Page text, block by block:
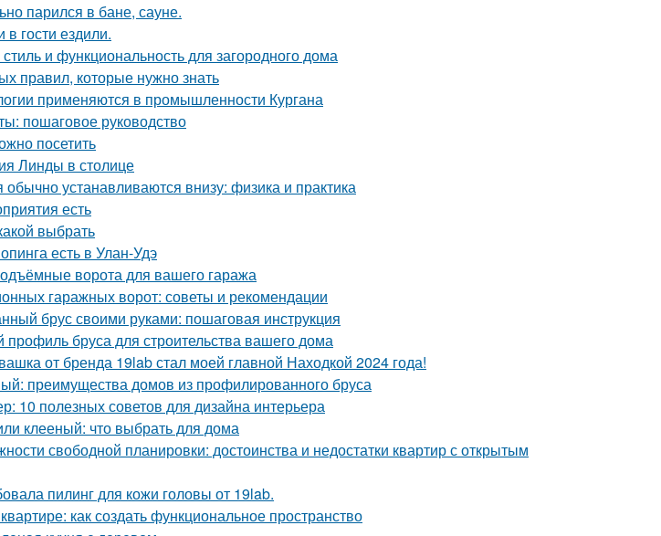
парился в бане, сауне.
в гости ездили.
и функциональность для загородного дома
правил, которые нужно знать
применяются в промышленности Кургана
пошаговое руководство
посетить
Линды в столице
устанавливаются внизу: физика и практика
есть
выбрать
есть в Улан-Удэ
ворота для вашего гаража
гаражных ворот: советы и рекомендации
брус своими руками: пошаговая инструкция
бруса для строительства вашего дома
от бренда 19lab стал моей главной Находкой 2024 года!
преимущества домов из профилированного бруса
10 полезных советов для дизайна интерьера
клееный: что выбрать для дома
свободной планировки: достоинства и недостатки квартир с открытым
пилинг для кожи головы от 19lab.
как создать функциональное пространство